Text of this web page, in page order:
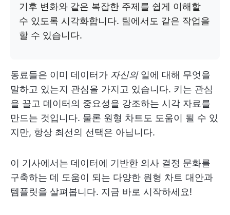
기후 변화와 같은 복잡한 주제를 쉽게 이해할
수 있도록 시각화합니다. 팀에서도 같은 작업을
할 수 있습니다.
동료들은 이미 데이터가 자신의일에 대해 무엇을
말하고 있는지 관심을 가지고 있습니다. 키는 관심
을 끌고 데이터의 중요성을 강조하는 시각 자료를
만드는 것입니다. 물론 원형 차트도 도움이 될 수 있
지만, 항상 최선의 선택은 아닙니다.
이 기사에서는 데이터에 기반한 의사 결정 문화를
구축하는 데 도움이 되는 다양한 원형 차트 대안과
템플릿을 살펴봅니다. 지금 바로 시작하세요!